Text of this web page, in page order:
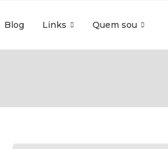
Blog Links Quem sou